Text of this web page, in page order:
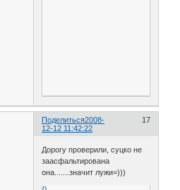
Поделиться 17
2008-
12-12 11:42:22
Дорогу проверили, суцко не
заасфальтирована
она.......значит лужи=)))